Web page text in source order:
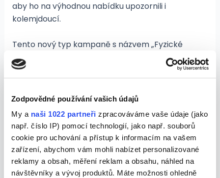
Zodpovědné používání vašich údajů
My a naši 1022 partneři zpracováváme vaše údaje (jako
např. číslo IP) pomocí technologií, jako např. souborů
cookie pro uchování a přístup k informacím na vašem
zařízení, abychom vám mohli nabízet personalizované
reklamy a obsah, měření reklam a obsahu, náhled na
návštěvníky a vývoj produktů. Máte možnosti ohledně
aby ho na výhodnou nabídku upozornili i
kolemjdoucí.
Tento nový typ kampaně s názvem „Fyzické
připomínání“ slibuje vyřešit problém s lidmi, kteří
zapomínají zboží v košíku. Firmy si budou moci v
bzučení dronu v tónině „máte zboží v košíku“ až po
agresivní režim „poslední kus skladem“, kdy dron
začne přehrávat strašidelnou znělku z filmu Čelisti.
Seznam upozorňuje, že majitelé e-shopů musí mít
pro tento formát speciální zkoušky na ovládání
dronů, které lze získat po úspěšném vyplnění
kvízu o historii českého internetu.